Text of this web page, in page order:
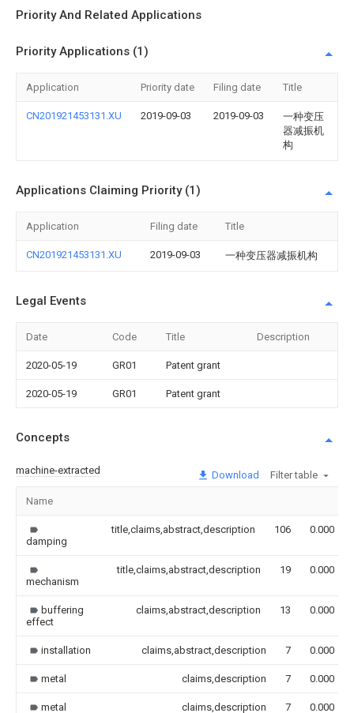
Priority And Related Applications
Priority Applications (1)
Application Priority date Filing date Title
CN201921453131.XU 2019-09-03 2019-09-03
一种变压
器减振机
构
Applications Claiming Priority (1)
Application Filing date Title
CN201921453131.XU 2019-09-03 一种变压器减振机构
Legal Events
Date Code Title Description
2020-05-19 GR01 Patent grant
2020-05-19 GR01 Patent grant
Concepts
machine-extracted Download Filter table
Name
damping
title,claims,abstract,description 106 0.000
mechanism
title,claims,abstract,description 19 0.000
buffering
effect
claims,abstract,description 13 0.000
installation claims,abstract,description 7 0.000
metal claims,description 7 0.000
metal claims,description 7 0.000